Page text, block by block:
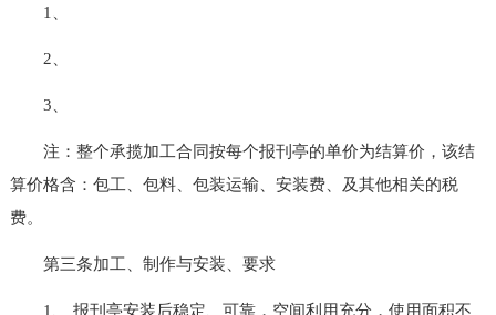
1、
2、
3、
注：整个承揽加工合同按每个报刊亭的单价为结算价，该结
算价格含：包工、包料、包装运输、安装费、及其他相关的税
费。
第三条加工、制作与安装、要求
1、 报刊亭安装后稳定、可靠，空间利用充分，使用面积不